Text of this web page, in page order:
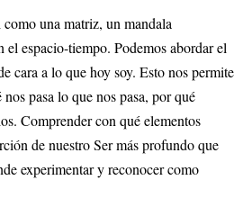
una matriz, un mandala
espacio-tiempo. Podemos abordar el
cara a lo que hoy soy. Esto nos permite
pasa lo que nos pasa, por qué
Comprender con qué elementos
de nuestro Ser más profundo que
experimentar y reconocer como